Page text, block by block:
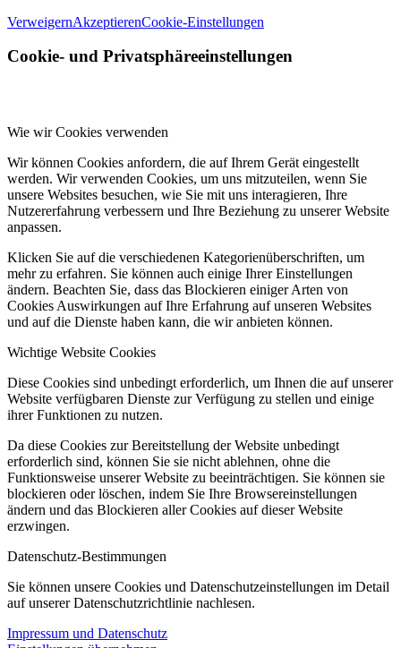
VerweigernAkzeptierenCookie-Einstellungen
Cookie- und Privatsphäreeinstellungen
Wie wir Cookies verwenden
Wir können Cookies anfordern, die auf Ihrem Gerät eingestellt
werden. Wir verwenden Cookies, um uns mitzuteilen, wenn Sie
unsere Websites besuchen, wie Sie mit uns interagieren, Ihre
Nutzererfahrung verbessern und Ihre Beziehung zu unserer Website
anpassen.
Klicken Sie auf die verschiedenen Kategorienüberschriften, um
mehr zu erfahren. Sie können auch einige Ihrer Einstellungen
ändern. Beachten Sie, dass das Blockieren einiger Arten von
Cookies Auswirkungen auf Ihre Erfahrung auf unseren Websites
und auf die Dienste haben kann, die wir anbieten können.
Wichtige Website Cookies
Diese Cookies sind unbedingt erforderlich, um Ihnen die auf unserer
Website verfügbaren Dienste zur Verfügung zu stellen und einige
ihrer Funktionen zu nutzen.
Da diese Cookies zur Bereitstellung der Website unbedingt
erforderlich sind, können Sie sie nicht ablehnen, ohne die
Funktionsweise unserer Website zu beeinträchtigen. Sie können sie
blockieren oder löschen, indem Sie Ihre Browsereinstellungen
ändern und das Blockieren aller Cookies auf dieser Website
erzwingen.
Datenschutz-Bestimmungen
Sie können unsere Cookies und Datenschutzeinstellungen im Detail
auf unserer Datenschutzrichtlinie nachlesen.
Impressum und Datenschutz